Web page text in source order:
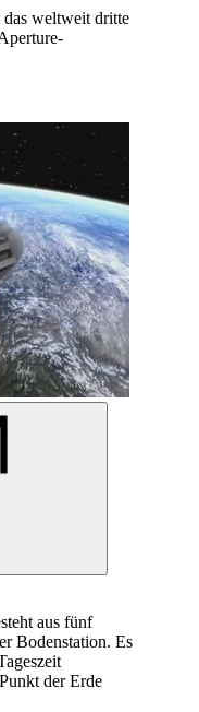
das weltweit dritte
aus fünf
Bodenstation. Es
der Erde